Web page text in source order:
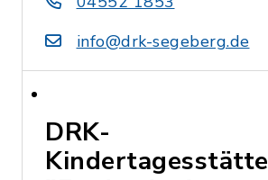
info@drk-segeberg.de
DRK-
Kindertagesstätte